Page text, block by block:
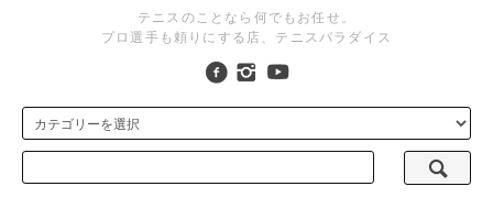
テニスのことなら何でもお任せ。
プロ選手も頼りにする店、テニスパラダイス